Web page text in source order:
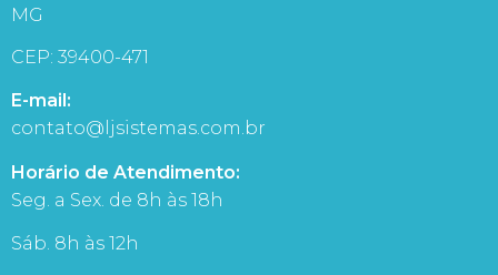
MG
CEP: 39400-471
E-mail:
contato@ljsistemas.com.br
Horário de Atendimento:
Seg. a Sex. de 8h às 18h
Sáb. 8h às 12h